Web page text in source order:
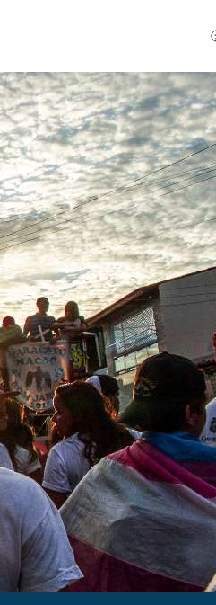
Apoie a
Direitos
A [BD] conta as
quem defende
humanos no Brasil.
continuar, esse
precisa da sua
VEJA COMO